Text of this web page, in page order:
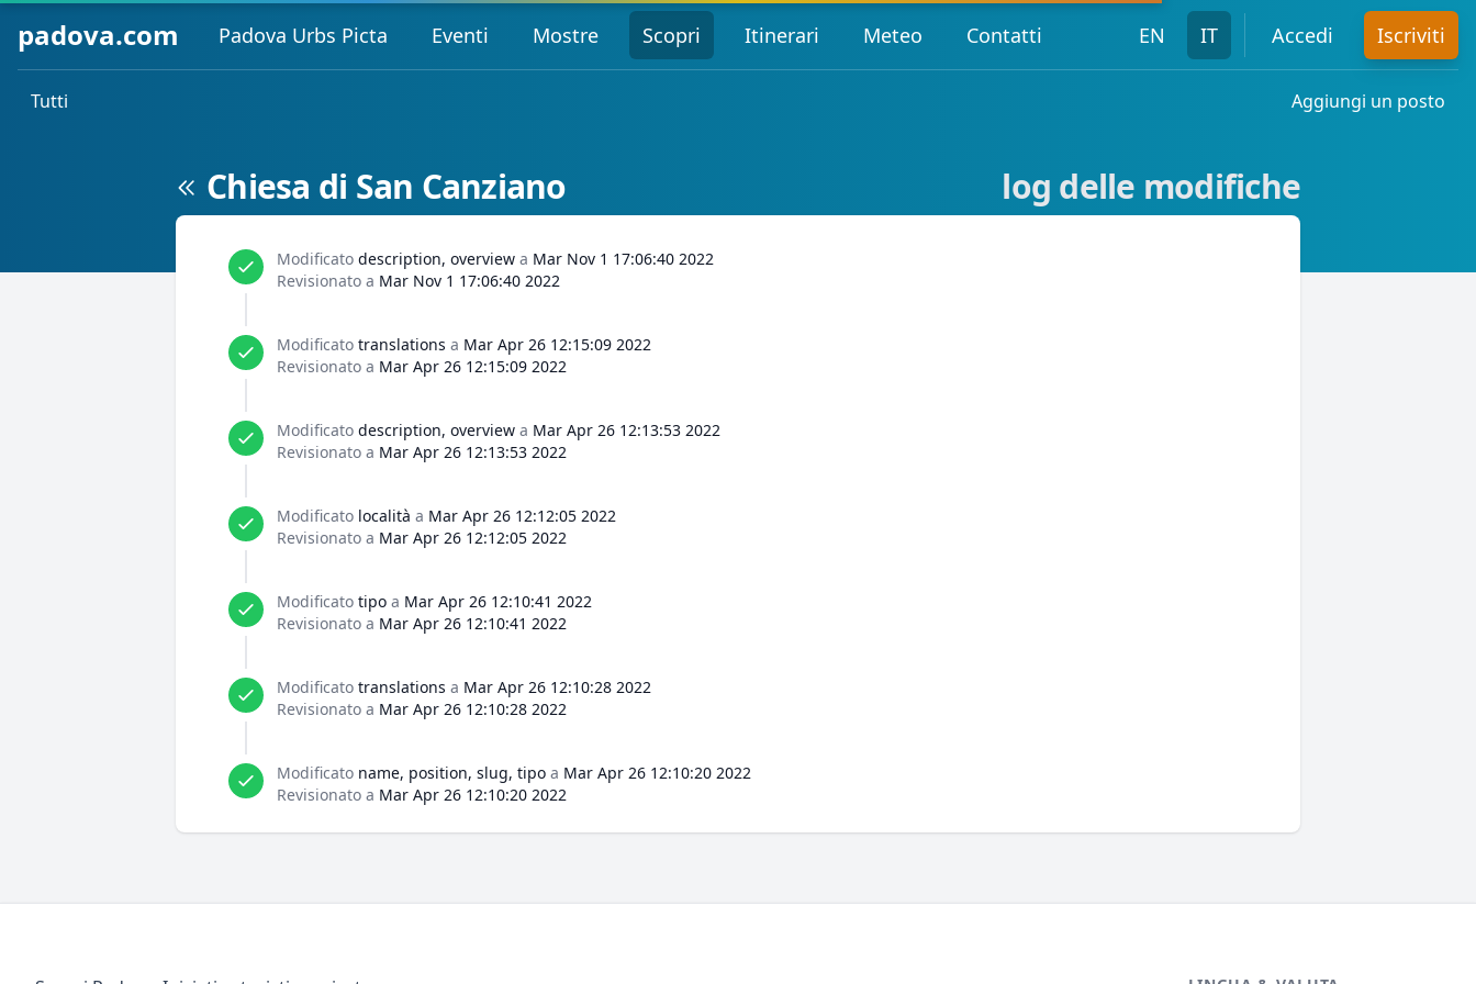
padova.com Padova Urbs Picta Eventi Mostre Scopri Itinerari Meteo Contatti EN IT Accedi Iscriviti
Tutti Aggiungi un posto
Chiesa di San Canziano log delle modifiche
Modificato description, overview a Mar Nov 1 17:06:40 2022
Revisionato a Mar Nov 1 17:06:40 2022
Modificato translations a Mar Apr 26 12:15:09 2022
Revisionato a Mar Apr 26 12:15:09 2022
Modificato description, overview a Mar Apr 26 12:13:53 2022
Revisionato a Mar Apr 26 12:13:53 2022
Modificato località a Mar Apr 26 12:12:05 2022
Revisionato a Mar Apr 26 12:12:05 2022
Modificato tipo a Mar Apr 26 12:10:41 2022
Revisionato a Mar Apr 26 12:10:41 2022
Modificato translations a Mar Apr 26 12:10:28 2022
Revisionato a Mar Apr 26 12:10:28 2022
Modificato name, position, slug, tipo a Mar Apr 26 12:10:20 2022
Revisionato a Mar Apr 26 12:10:20 2022